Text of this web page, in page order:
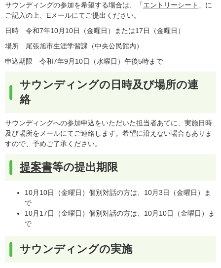
サウンディングの参加を希望する場合は、「エントリーシート 」に
ご記入の上、Eメールにてご提出ください。
日時 令和7年10月10日（金曜日）または17日（金曜日）
場所 尾張旭市生涯学習課（中央公民館内）
申込期限 令和7年9月10日（水曜日）午後5時まで
サウンディングの日時及び場所の連
絡
サウンディングへの参加申込をいただいた担当者あてに、実施日時
及び場所をメールにてご連絡します。希望に沿えない場合もありま
すので、予めご了承ください。
提案書等の提出期限
10月10日（金曜日）個別対話の方は、10月3日（金曜日）ま
で
10月17日（金曜日）個別対話の方は、10月10日（金曜日）ま
で
サウンディングの実施